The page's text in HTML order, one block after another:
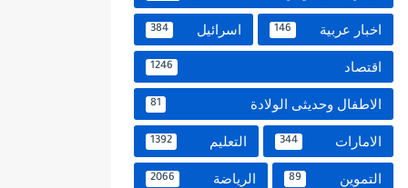
اخبار عربية 146 اسرائيل 384
اقتصاد 1246
الاطفال وحديثى الولادة 81
الامارات 344 التعليم 1392
التموين 89 الرياضة 2066